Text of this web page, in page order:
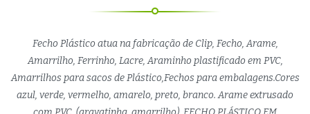
Fecho Plástico atua na fabricação de Clip, Fecho, Arame,
Amarrilho, Ferrinho, Lacre, Araminho plastificado em PVC,
Amarrilhos para sacos de Plástico,Fechos para embalagens.Cores
azul, verde, vermelho, amarelo, preto, branco. Arame extrusado